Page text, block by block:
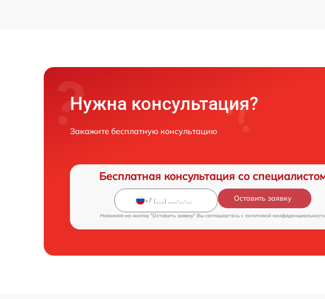
Нужна консультация?
Закажите бесплатную консультацию
Бесплатная консультация со
Оставить заявку
Нажимая на кнопку "Оставить заявку" Вы соглашаетесь c политикой конфиденциальности